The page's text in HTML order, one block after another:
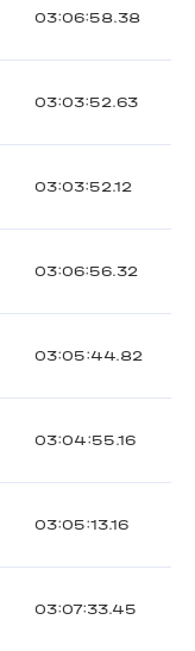
03:06:58.38
03:03:52.63
03:03:52.12
03:06:56.32
03:05:44.82
03:04:55.16
03:05:13.16
03:07:33.45